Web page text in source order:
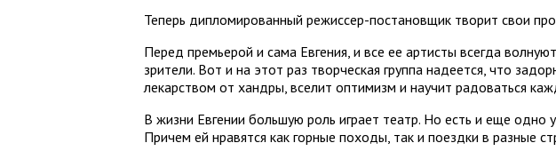
Теперь дипломированный режиссер-постановщик творит свои
Перед премьерой и сама Евгения, и все ее артисты всегда
зрители. Вот и на этот раз творческая группа надеется, что
лекарством от хандры, вселит оптимизм и научит радоваться
В жизни Евгении большую роль играет театр. Но есть и еще одно
Причем ей нравятся как горные походы, так и поездки в разные